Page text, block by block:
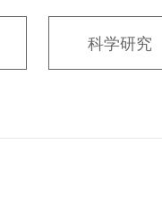
科学研究